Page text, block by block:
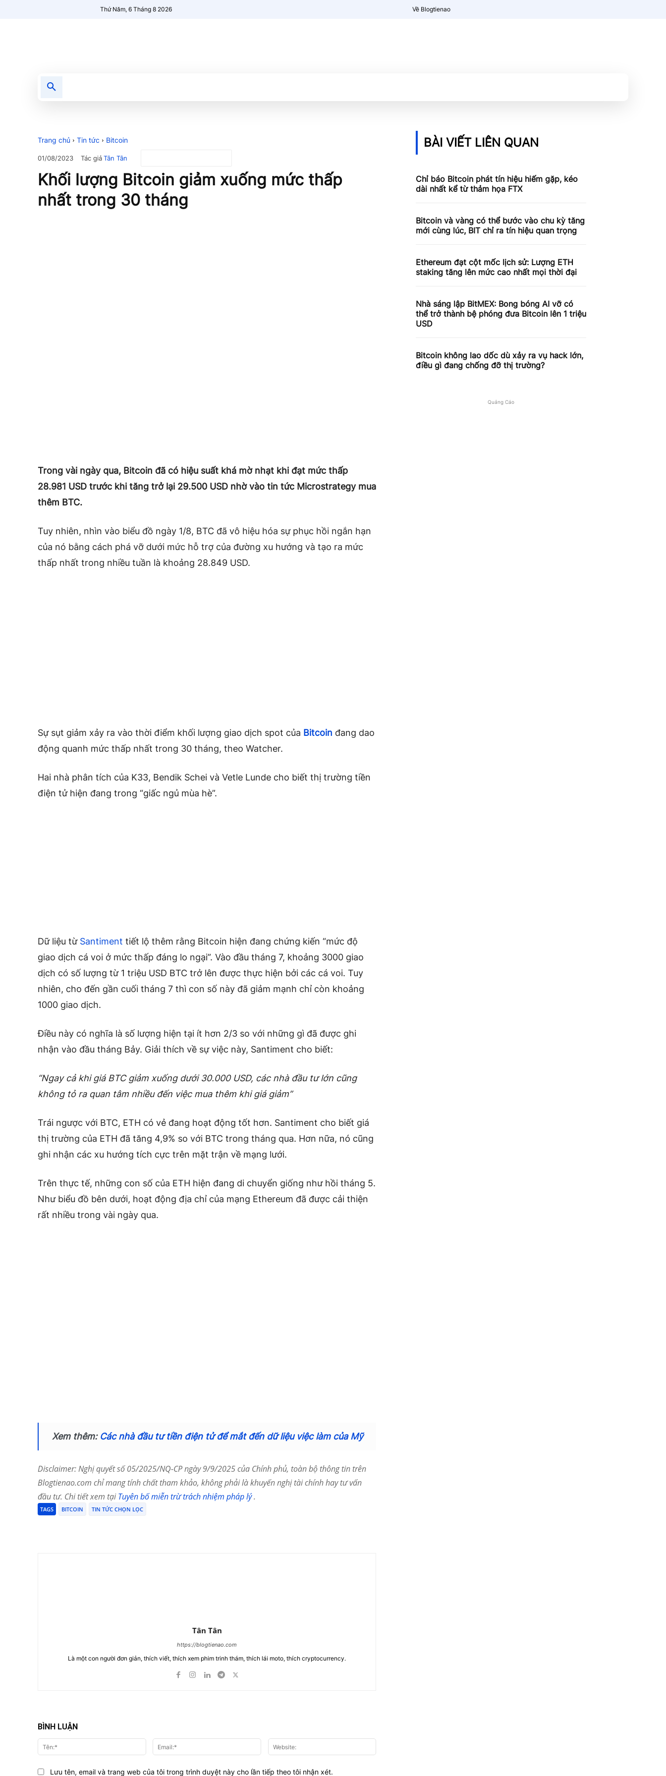
Thứ Năm, 6 Tháng 8 2026 Về Blogtienao
Trang chủ Tin tức Bitcoin
01/08/2023 Tác giảTân Tân
Khối lượng Bitcoin giảm xuống mức thấp
nhất trong 30 tháng
Trong vài ngày qua, Bitcoin đã có hiệu suất khá mờ nhạt khi đạt mức thấp
28.981 USD trước khi tăng trở lại 29.500 USD nhờ vào tin tức Microstrategy mua
thêm BTC.
Tuy nhiên, nhìn vào biểu đồ ngày 1/8, BTC đã vô hiệu hóa sự phục hồi ngắn hạn
của nó bằng cách phá vỡ dưới mức hỗ trợ của đường xu hướng và tạo ra mức
thấp nhất trong nhiều tuần là khoảng 28.849 USD.
Sự sụt giảm xảy ra vào thời điểm khối lượng giao dịch spot của Bitcoin đang dao
động quanh mức thấp nhất trong 30 tháng, theo Watcher.
Hai nhà phân tích của K33, Bendik Schei và Vetle Lunde cho biết thị trường tiền
điện tử hiện đang trong “giấc ngủ mùa hè”.
Dữ liệu từ Santiment tiết lộ thêm rằng Bitcoin hiện đang chứng kiến ​​“mức độ
giao dịch cá voi ở mức thấp đáng lo ngại”. Vào đầu tháng 7, khoảng 3000 giao
dịch có số lượng từ 1 triệu USD BTC trở lên được thực hiện bởi các cá voi. Tuy
nhiên, cho đến gần cuối tháng 7 thì con số này đã giảm mạnh chỉ còn khoảng
1000 giao dịch.
Điều này có nghĩa là số lượng hiện tại ít hơn 2/3 so với những gì đã được ghi
nhận vào đầu tháng Bảy. Giải thích về sự việc này, Santiment cho biết:
“Ngay cả khi giá BTC giảm xuống dưới 30.000 USD, các nhà đầu tư lớn cũng
không tỏ ra quan tâm nhiều đến việc mua thêm khi giá giảm”
Trái ngược với BTC, ETH có vẻ đang hoạt động tốt hơn. Santiment cho biết giá
thị trường của ETH đã tăng 4,9% so với BTC trong tháng qua. Hơn nữa, nó cũng
ghi nhận các xu hướng tích cực trên mặt trận về mạng lưới.
Trên thực tế, những con số của ETH hiện đang di chuyển giống như hồi tháng 5.
Như biểu đồ bên dưới, hoạt động địa chỉ của mạng Ethereum đã được cải thiện
rất nhiều trong vài ngày qua.
Xem thêm: Các nhà đầu tư tiền điện tử để mắt đến dữ liệu việc làm của Mỹ
Disclaimer: Nghị quyết số 05/2025/NQ-CP ngày 9/9/2025 của Chính phủ, toàn bộ thông tin trên
Blogtienao.com chỉ mang tính chất tham khảo, không phải là khuyến nghị tài chính hay tư vấn
đầu tư. Chi tiết xem tạiTuyên bố miễn trừ trách nhiệm pháp lý.
TAGS BITCOIN TIN TỨC CHỌN LỌC
Tân Tân
https://blogtienao.com
Là một con người đơn giản, thích viết, thích xem phim trinh thám, thích lái moto, thích cryptocurrency.
BÌNH LUẬN
Tên:* Email:*
Lưu tên, email và trang web của tôi trong trình duyệt này cho lần tiếp theo tôi nhận xét.
BÀI VIẾT LIÊN QUAN
Chỉ báo Bitcoin phát tín hiệu hiếm gặp, kéo
dài nhất kể từ thảm họa FTX
Bitcoin và vàng có thể bước vào chu kỳ tăng
mới cùng lúc, BIT chỉ ra tín hiệu quan trọng
Ethereum đạt cột mốc lịch sử: Lượng ETH
staking tăng lên mức cao nhất mọi thời đại
Nhà sáng lập BitMEX: Bong bóng AI vỡ có
thể trở thành bệ phóng đưa Bitcoin lên 1 triệu
USD
Bitcoin không lao dốc dù xảy ra vụ hack lớn,
điều gì đang chống đỡ thị trường?
Quảng Cáo